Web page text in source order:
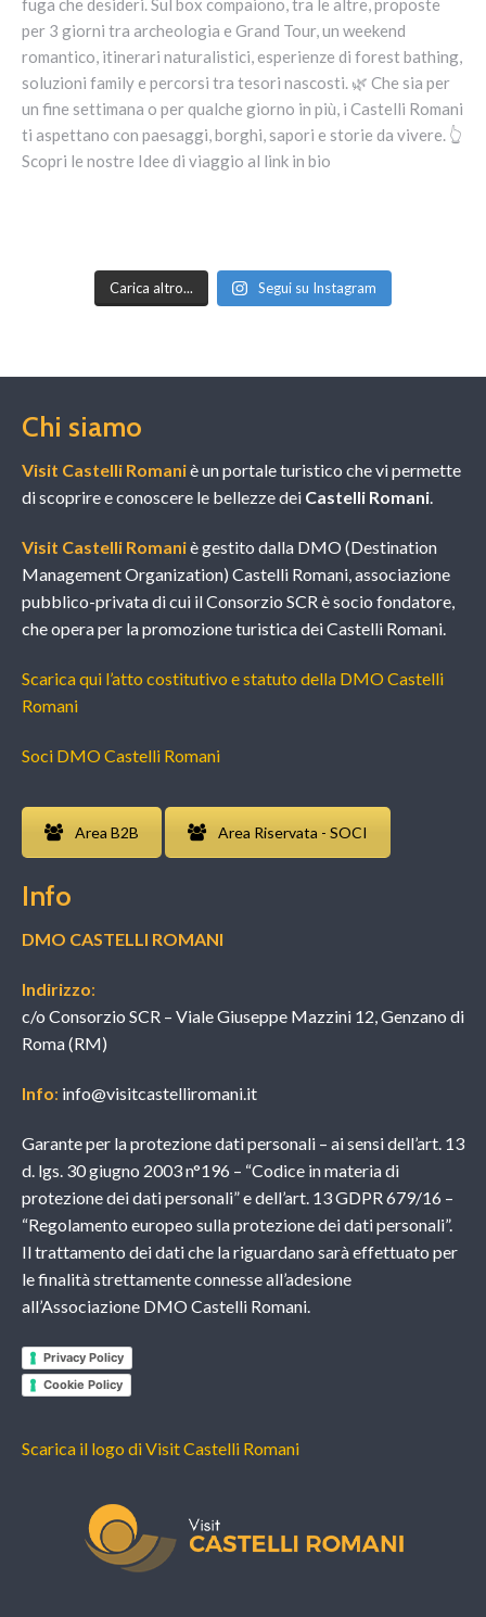
Carica altro... Segui su Instagram
Chi siamo
Visit Castelli Romaniè un portale turistico che vi permette
di scoprire e conoscere le bellezze dei Castelli Romani.
Visit Castelli Romaniè gestito dalla DMO (Destination
Management Organization) Castelli Romani, associazione
pubblico-privata di cui il Consorzio SCR è socio fondatore,
che opera per la promozione turistica dei Castelli Romani.
Scarica qui l’atto costitutivo e statuto della DMO Castelli
Romani
Soci DMO Castelli Romani
Area B2B Area Riservata - SOCI
Info
DMO CASTELLI ROMANI
Indirizzo:
c/o Consorzio SCR – Viale Giuseppe Mazzini 12, Genzano di
Roma (RM)
Info: info@visitcastelliromani.it
Garante per la protezione dati personali – ai sensi dell’art. 13
d. lgs. 30 giugno 2003 n°196 – “Codice in materia di
protezione dei dati personali” e dell’art. 13 GDPR 679/16 –
“Regolamento europeo sulla protezione dei dati personali”.
Il trattamento dei dati che la riguardano sarà effettuato per
le finalità strettamente connesse all’adesione
all’Associazione DMO Castelli Romani.
Privacy Policy
Cookie Policy
Scarica il logo di Visit Castelli Romani